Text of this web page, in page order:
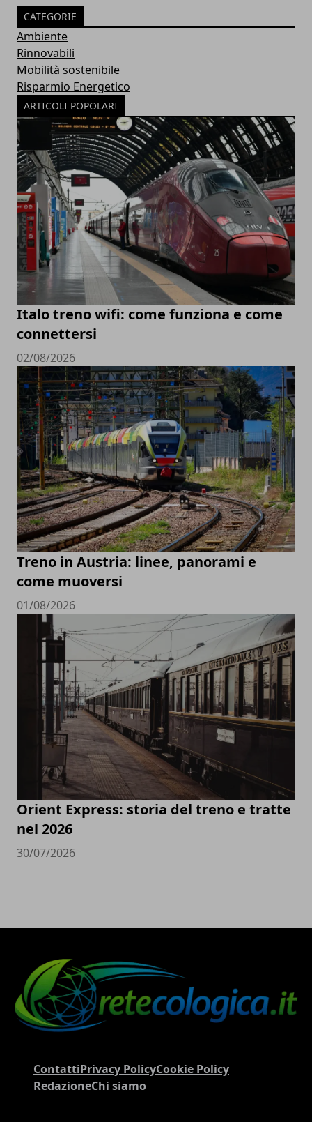
CATEGORIE
Ambiente
Rinnovabili
Mobilità sostenibile
Risparmio Energetico
ARTICOLI POPOLARI
Italo treno wifi: come funziona e come
connettersi
02/08/2026
Treno in Austria: linee, panorami e
come muoversi
01/08/2026
Orient Express: storia del treno e tratte
nel 2026
30/07/2026
ContattiPrivacy PolicyCookie Policy
RedazioneChi siamo